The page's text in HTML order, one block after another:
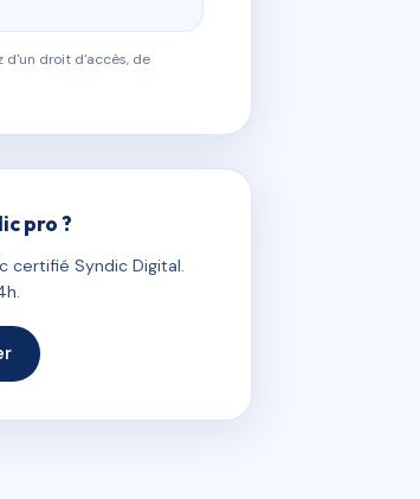
d'un droit d'accès, de
pro ?
certifié Syndic Digital.